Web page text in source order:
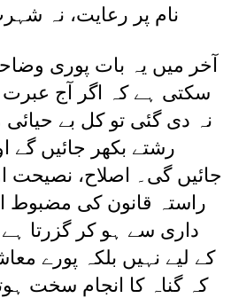
نام پر رعایت، نہ
آخر میں یہ بات پوری
سکتی ہے کہ اگر آج عبرت
نہ دی گئی تو کل بے
رشتے بکھر جائیں گے
جائیں گی۔ اصلاح، نصیحت
راستہ قانون کی مضبوط
داری سے ہو کر گزرتا
کے لیے نہیں بلکہ پورے
کہ گناہ کا انجام سخت